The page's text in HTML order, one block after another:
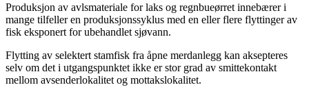
Produksjon av avlsmateriale for laks og regnbueørret innebærer i
mange tilfeller en produksjonssyklus med en eller flere flyttinger av
fisk eksponert for ubehandlet sjøvann.
Flytting av selektert stamfisk fra åpne merdanlegg kan aksepteres
selv om det i utgangspunktet ikke er stor grad av smittekontakt
mellom avsenderlokalitet og mottakslokalitet.